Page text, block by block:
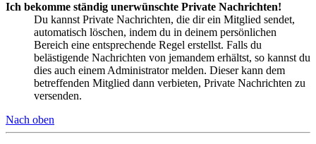
Ich bekomme ständig unerwünschte Private Nachrichten!
Du kannst Private Nachrichten, die dir ein Mitglied sendet,
automatisch löschen, indem du in deinem persönlichen
Bereich eine entsprechende Regel erstellst. Falls du
belästigende Nachrichten von jemandem erhältst, so kannst du
dies auch einem Administrator melden. Dieser kann dem
betreffenden Mitglied dann verbieten, Private Nachrichten zu
versenden.
Nach oben